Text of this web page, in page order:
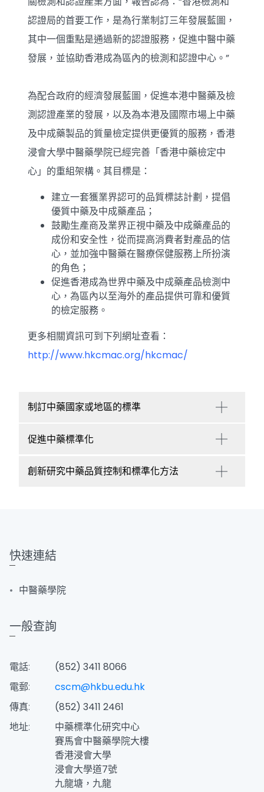
認證局的首要工作，是為行業制訂三年發展藍圖，
其中一個重點是通過新的認證服務，促進中醫中藥
發展，並協助香港成為區內的檢測和認證中心。”
為配合政府的經濟發展藍圖，促進本港中醫藥及檢
測認證產業的發展，以及為本港及國際市場上中藥
及中成藥製品的質量檢定提供更優質的服務，香港
浸會大學中醫藥學院已經完善「香港中藥檢定中
心」的重組架構。其目標是：
建立一套獲業界認可的品質標誌計劃，提倡
優質中藥及中成藥產品；
鼓勵生產商及業界正視中藥及中成藥產品的
成份和安全性，從而提高消費者對產品的信
心，並加強中醫藥在醫療保健服務上所扮演
的角色；
促進香港成為世界中藥及中成藥產品檢測中
心，為區內以至海外的產品提供可靠和優質
的檢定服務。
更多相關資訊可到下列網址查看：
http://www.hkcmac.org/hkcmac/
制訂中藥國家或地區的標準
促進中藥標準化
創新研究中藥品質控制和標準化方法
快速連結
中醫藥學院
一般查詢
電話:
(852) 3411 8066
電郵:
cscm@hkbu.edu.hk
傳真:
(852) 3411 2461
地址:
中藥標準化研究中心
賽馬會中醫藥學院大樓
香港浸會大學
浸會大學道7號
九龍塘，九龍